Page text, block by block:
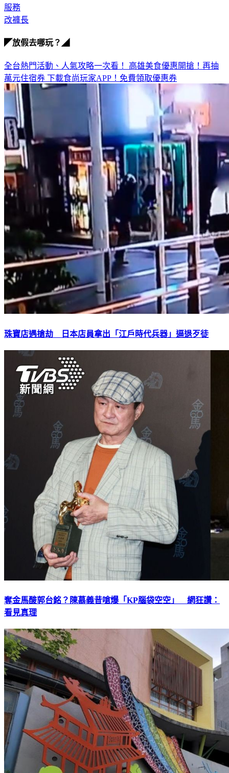
服務
改褲長
◤放假去哪玩？◢
全台熱門活動、人氣攻略一次看！ 高雄美食優惠開搶！再抽
萬元住宿券 下載食尚玩家APP！免費領取優惠券
珠寶店遇搶劫 日本店員拿出「江戶時代兵器」逼退歹徒
奪金馬酸郭台銘？陳慕義昔嗆爆「KP腦袋空空」 網狂讚：
看見真理